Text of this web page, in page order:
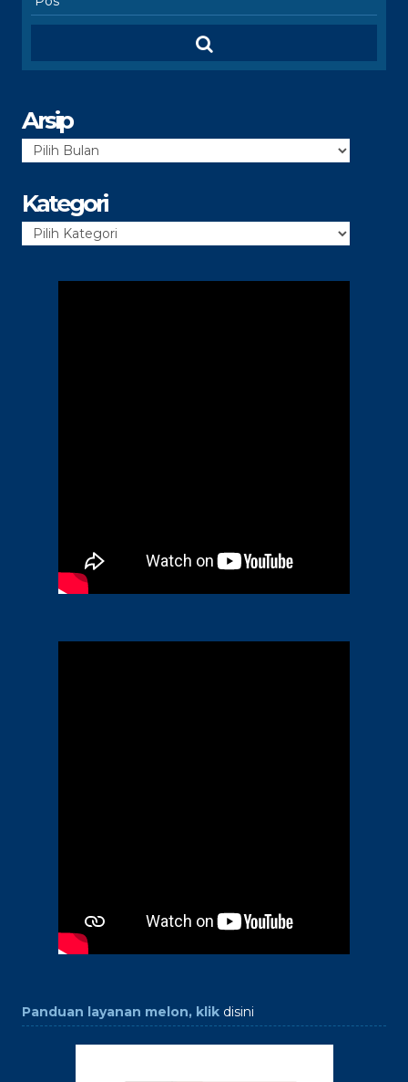
Arsip
Arsip
Kategori
Kategori
Panduan layanan melon, klik disini